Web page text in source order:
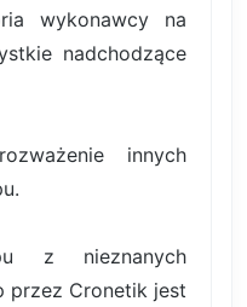
wykonawcy na
nadchodzące
innych
z nieznanych
przez Cronetik jest